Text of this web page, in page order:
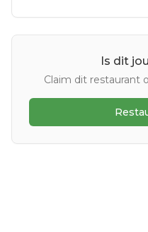
Is dit
Claim dit restaurant